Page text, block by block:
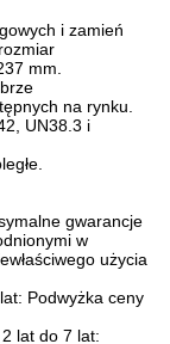
i zamień
mm
na rynku.
UN38.3 i
gwarancje
w
użycia
Podwyżka ceny
lat do 7 lat: